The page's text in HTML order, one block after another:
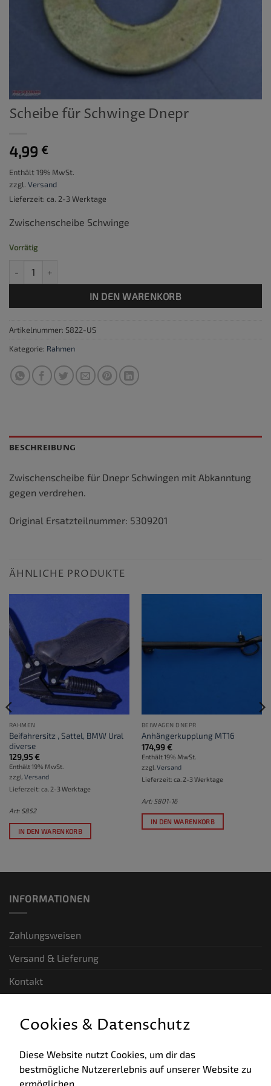
Scheibe für Schwinge Dnepr
4,99 €
Enthält 19% MwSt.
zzgl. Versand
Lieferzeit: ca. 2-3 Werktage
Zwischenscheibe Schwinge
Vorrätig
IN DEN WARENKORB
Artikelnummer: S822-US
Kategorie: Rahmen
BESCHREIBUNG
Zwischenscheibe für Dnepr Schwingen mit Abkanntung
gegen verdrehen.
Original Ersatzteilnummer: 5309201
ÄHNLICHE PRODUKTE
RAHMEN
Beifahrersitz , Sattel, BMW Ural
diverse
129,95€
Enthält 19% MwSt.
zzgl. Versand
Lieferzeit: ca. 2-3 Werktage
Art: S852
IN DEN WARENKORB
BEIWAGEN DNEPR
Anhängerkupplung MT16
174,99€
Enthält 19% MwSt.
zzgl. Versand
Lieferzeit: ca. 2-3 Werktage
Art: S801-16
IN DEN WARENKORB
INFORMATIONEN
Zahlungsweisen
Versand & Lieferung
Kontakt
Allgemeine Geschäftsbedingungen
Datenschutz
Cookies & Datenschutz
Diese Website nutzt Cookies, um dir das
bestmögliche Nutzererlebnis auf unserer Website zu
ermöglichen.